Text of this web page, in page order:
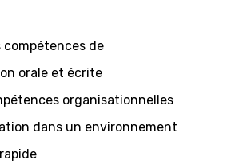
compétences de
orale et écrite
organisationnelles
dans un environnement